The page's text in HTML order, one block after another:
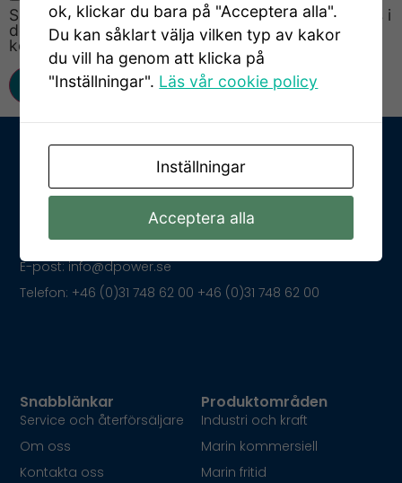
Spara mitt namn, min e-postadress och webbplats i
denna webbläsare till nästa gång jag skriver en
kommentar.
Produktområden
Industri och kraft
Marin kommersiell
Marin fritid
Snabblänkar
Service och återförsäljare
Om oss
Kontakta oss
Ta kontakt med oss
Kungsparksvägen 21
SE-434 39 Kungsbacka
E-post: info@dpower.se
Telefon: +46 (0)31 748 62 00 +46 (0)31 748 62 00
ok, klickar du bara på "Acceptera alla".
Du kan såklart välja vilken typ av kakor
du vill ha genom att klicka på
"Inställningar". Läs vår cookie policy
Inställningar
Acceptera alla